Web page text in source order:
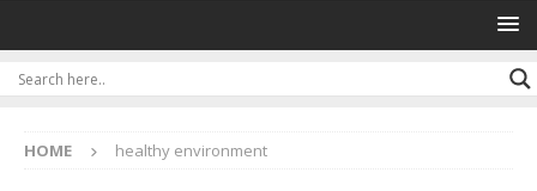
HOME healthy environment